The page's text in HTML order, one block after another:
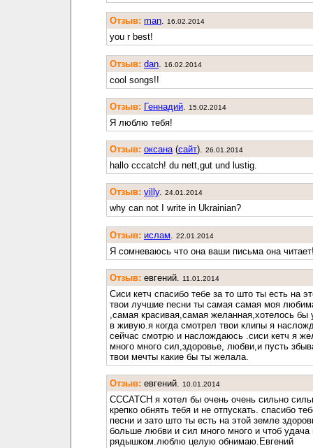
Отзыв: man. 16.02.2014
you r best!
Отзыв: dan 16.02.2014
cool songs!!
Отзыв: Геннадий 15.02.2014
Я люблю тебя!
Отзыв: оксана(cайт). 26.01.2014
hallo cccatch! du nett,gut und lustig.
Отзыв: villy. 24.01.2014
why can not I write in Ukrainian?
Отзыв: ислам 22.01.2014
Я сомневаюсь что она ваши письма она
Отзыв: евгений. 11.01.2014
Сиси кетч спасибо тебе за то што ты есть на
твои лучшие песни ты самая самая моя
,самая красивая,самая желанная,хотелось бы
в живую.я когда смотрел твои клипы я
сейчас смотрю и наслождаюсь .сиси кетч я
много много сил,здоровье, любви,и пусть
твои мечты какие бы ты желала.
Отзыв: евгений. 10.01.2014
CCCATCH я хотел бы очень очень сильно
крепко обнять тебя и не отпускать. спасибо
песни и зато што ты есть на этой земле
больше любви и сил много много и чтоб удача
рядышком.люблю целую обнимаю.Евгений